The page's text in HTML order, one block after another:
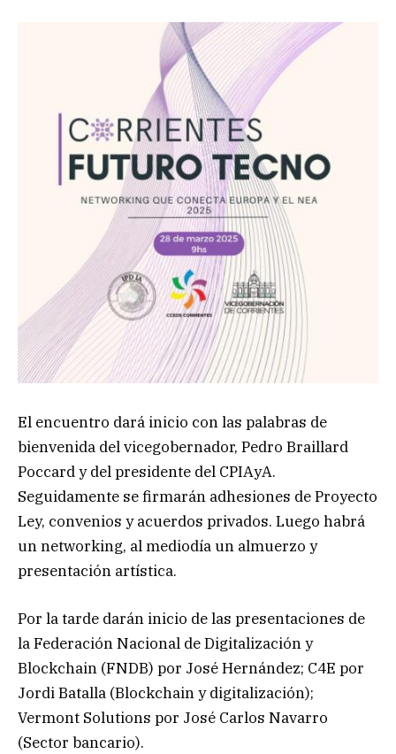
El encuentro dará inicio con las palabras de
bienvenida del vicegobernador, Pedro Braillard
Poccard y del presidente del CPIAyA.
Seguidamente se firmarán adhesiones de Proyecto
Ley, convenios y acuerdos privados. Luego habrá
un networking, al mediodía un almuerzo y
presentación artística.
Por la tarde darán inicio de las presentaciones de
la Federación Nacional de Digitalización y
Blockchain (FNDB) por José Hernández; C4E por
Jordi Batalla (Blockchain y digitalización);
Vermont Solutions por José Carlos Navarro
(Sector bancario).